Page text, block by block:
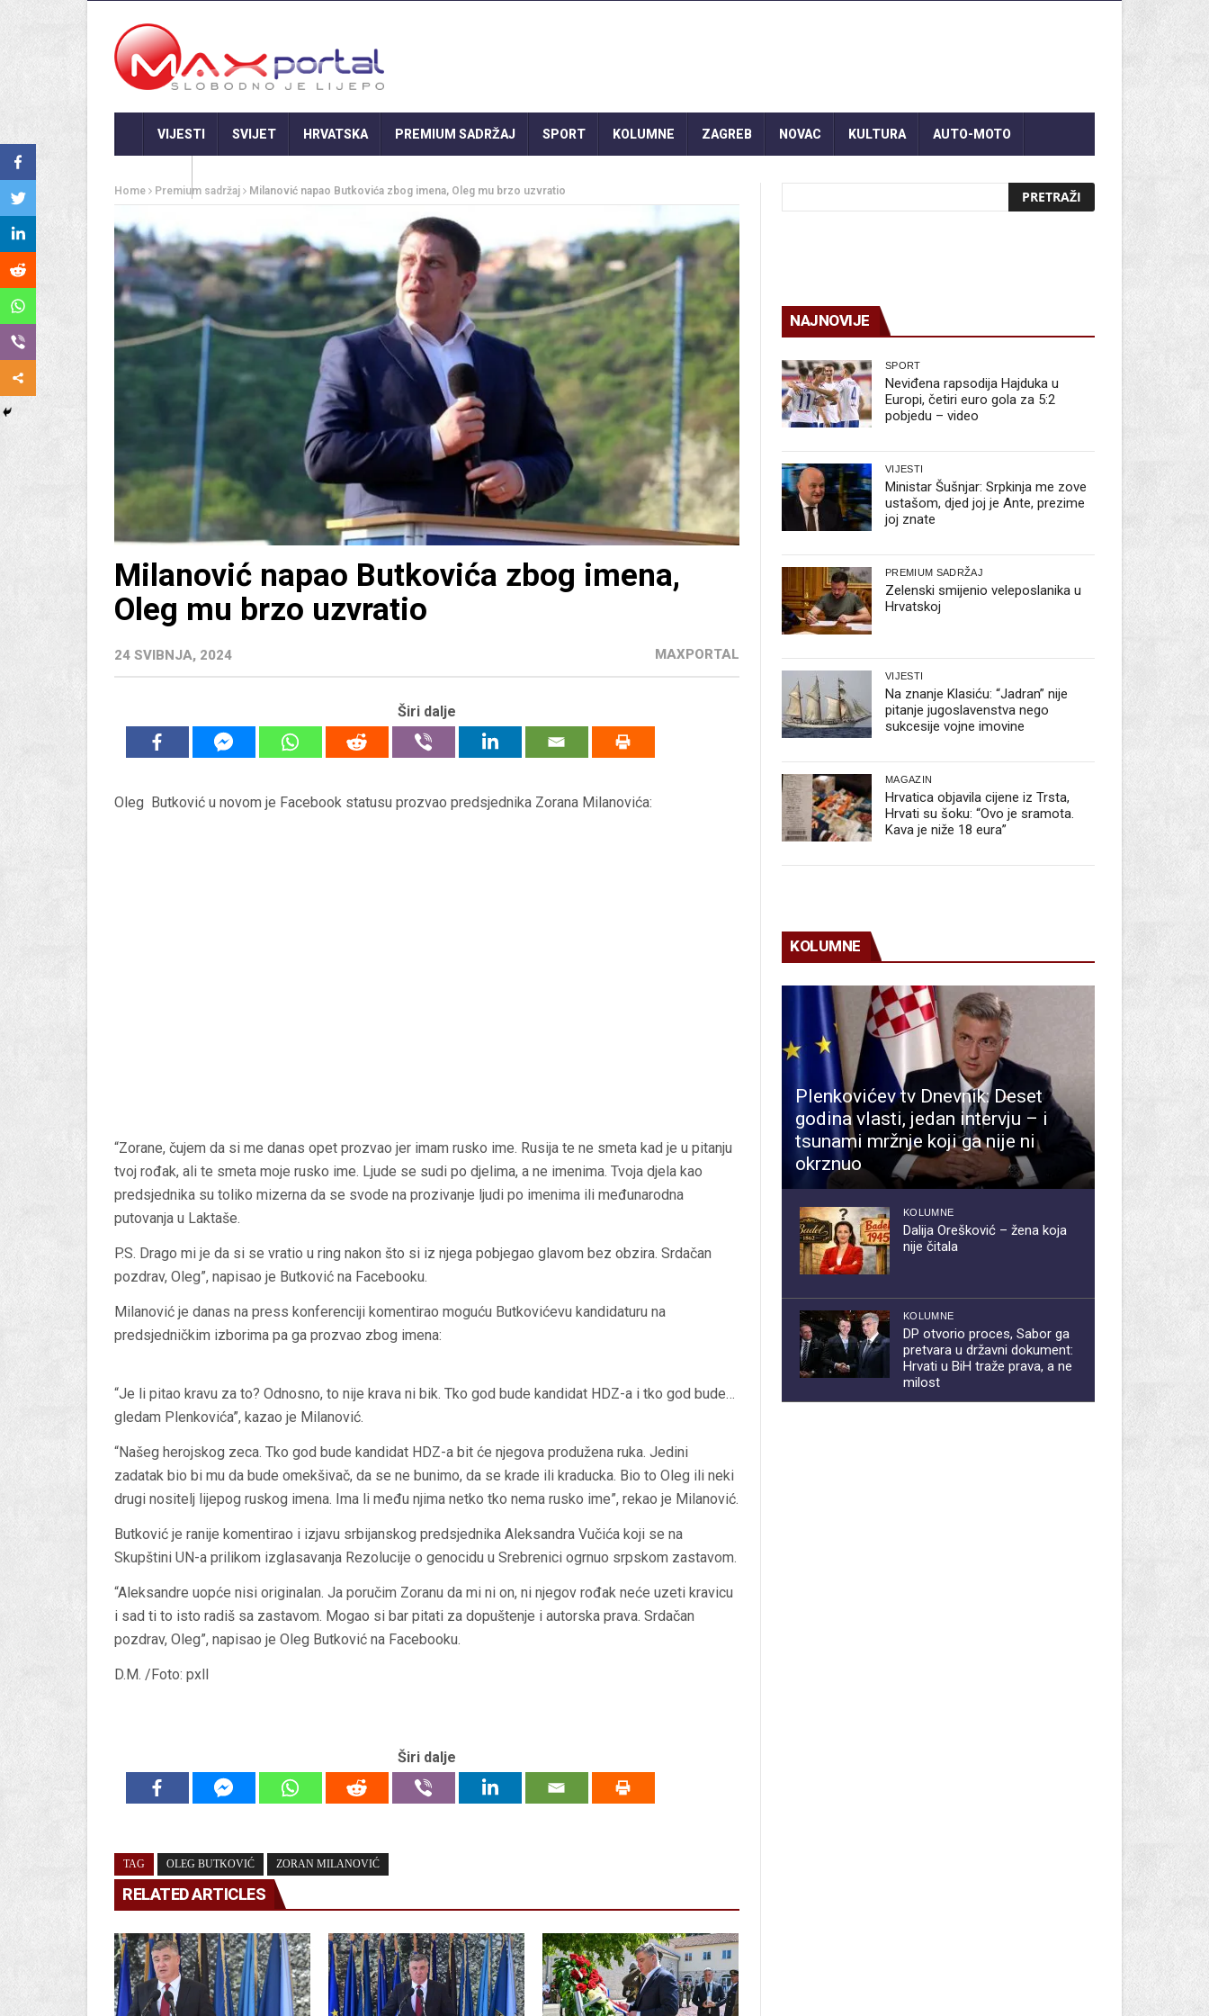
VIJESTI SVIJET HRVATSKA PREMIUM SADRŽAJ SPORT KOLUMNE ZAGREB NOVAC KULTURA AUTO-MOTO
Home Premium sadržaj Milanović napao Butkovića zbog imena, Oleg mu brzo uzvratio
Milanović napao Butkovića zbog imena,
Oleg mu brzo uzvratio
24 SVIBNJA, 2024 MAXPORTAL
Širi dalje
Oleg Butković u novom je Facebook statusu prozvao predsjednika Zorana Milanovića:
“Zorane, čujem da si me danas opet prozvao jer imam rusko ime. Rusija te ne smeta kad je u pitanju
tvoj rođak, ali te smeta moje rusko ime. Ljude se sudi po djelima, a ne imenima. Tvoja djela kao
predsjednika su toliko mizerna da se svode na prozivanje ljudi po imenima ili međunarodna
putovanja u Laktaše.
P.S. Drago mi je da si se vratio u ring nakon što si iz njega pobjegao glavom bez obzira. Srdačan
pozdrav, Oleg”, napisao je Butković na Facebooku.
Milanović je danas na press konferenciji komentirao moguću Butkovićevu kandidaturu na
predsjedničkim izborima pa ga prozvao zbog imena:
“Je li pitao kravu za to? Odnosno, to nije krava ni bik. Tko god bude kandidat HDZ-a i tko god bude…
gledam Plenkovića”, kazao je Milanović.
“Našeg herojskog zeca. Tko god bude kandidat HDZ-a bit će njegova produžena ruka. Jedini
zadatak bio bi mu da bude omekšivač, da se ne bunimo, da se krade ili kraducka. Bio to Oleg ili neki
drugi nositelj lijepog ruskog imena. Ima li među njima netko tko nema rusko ime”, rekao je Milanović.
Butković je ranije komentirao i izjavu srbijanskog predsjednika Aleksandra Vučića koji se na
Skupštini UN-a prilikom izglasavanja Rezolucije o genocidu u Srebrenici ogrnuo srpskom zastavom.
“Aleksandre uopće nisi originalan. Ja poručim Zoranu da mi ni on, ni njegov rođak neće uzeti kravicu
i sad ti to isto radiš sa zastavom. Mogao si bar pitati za dopuštenje i autorska prava. Srdačan
pozdrav, Oleg”, napisao je Oleg Butković na Facebooku.
D.M. /Foto: pxll
Širi dalje
TAG OLEG BUTKOVIĆ ZORAN MILANOVIĆ
RELATED ARTICLES
NAJNOVIJE
SPORT
Neviđena rapsodija Hajduka u
Europi, četiri euro gola za 5:2
pobjedu – video
VIJESTI
Ministar Šušnjar: Srpkinja me zove
ustašom, djed joj je Ante, prezime
joj znate
PREMIUM SADRŽAJ
Zelenski smijenio veleposlanika u
Hrvatskoj
VIJESTI
Na znanje Klasiću: “Jadran” nije
pitanje jugoslavenstva nego
sukcesije vojne imovine
MAGAZIN
Hrvatica objavila cijene iz Trsta,
Hrvati su šoku: “Ovo je sramota.
Kava je niže 18 eura”
KOLUMNE
Plenkovićev tv Dnevnik: Deset
godina vlasti, jedan intervju – i
tsunami mržnje koji ga nije ni
okrznuo
KOLUMNE
Dalija Orešković – žena koja
nije čitala
KOLUMNE
DP otvorio proces, Sabor ga
pretvara u državni dokument:
Hrvati u BiH traže prava, a ne
milost